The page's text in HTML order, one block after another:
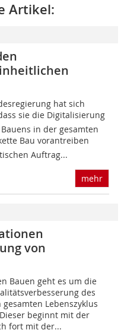
Artikel:
hat sich
sie die Digitalisierung
in der gesamten
Bau vorantreiben
Auftrag...
mehr
von
Bauen geht es um die
des
Lebenszyklus
beginnt mit der
fort mit der...